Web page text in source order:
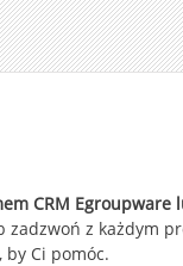
CRM Egroupware
zadzwoń z każdym
by Ci pomóc.